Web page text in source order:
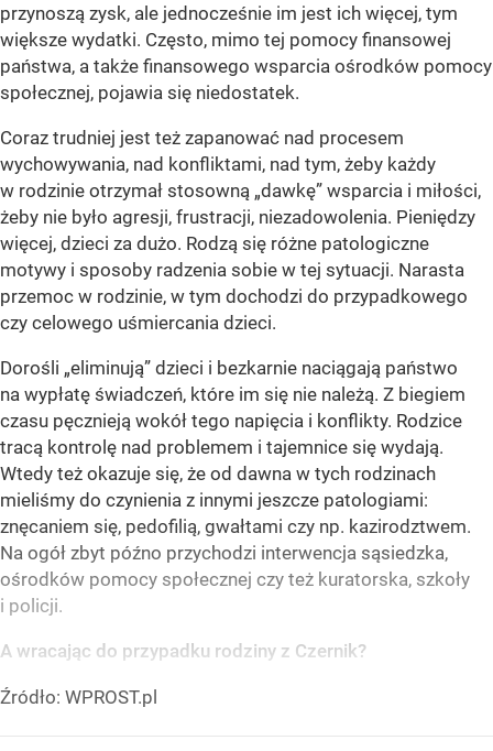
przynoszą zysk, ale jednocześnie im jest ich więcej, tym
większe wydatki. Często, mimo tej pomocy finansowej
państwa, a także finansowego wsparcia ośrodków pomocy
społecznej, pojawia się niedostatek.
Coraz trudniej jest też zapanować nad procesem
wychowywania, nad konfliktami, nad tym, żeby każdy
w rodzinie otrzymał stosowną „dawkę” wsparcia i miłości,
żeby nie było agresji, frustracji, niezadowolenia. Pieniędzy
więcej, dzieci za dużo. Rodzą się różne patologiczne
motywy i sposoby radzenia sobie w tej sytuacji. Narasta
przemoc w rodzinie, w tym dochodzi do przypadkowego
czy celowego uśmiercania dzieci.
Dorośli „eliminują” dzieci i bezkarnie naciągają państwo
na wypłatę świadczeń, które im się nie należą. Z biegiem
czasu pęcznieją wokół tego napięcia i konflikty. Rodzice
tracą kontrolę nad problemem i tajemnice się wydają.
Wtedy też okazuje się, że od dawna w tych rodzinach
mieliśmy do czynienia z innymi jeszcze patologiami:
znęcaniem się, pedofilią, gwałtami czy np. kazirodztwem.
Na ogół zbyt późno przychodzi interwencja sąsiedzka,
ośrodków pomocy społecznej czy też kuratorska, szkoły
i policji.
A wracając do przypadku rodziny z Czernik?
Źródło: WPROST.pl